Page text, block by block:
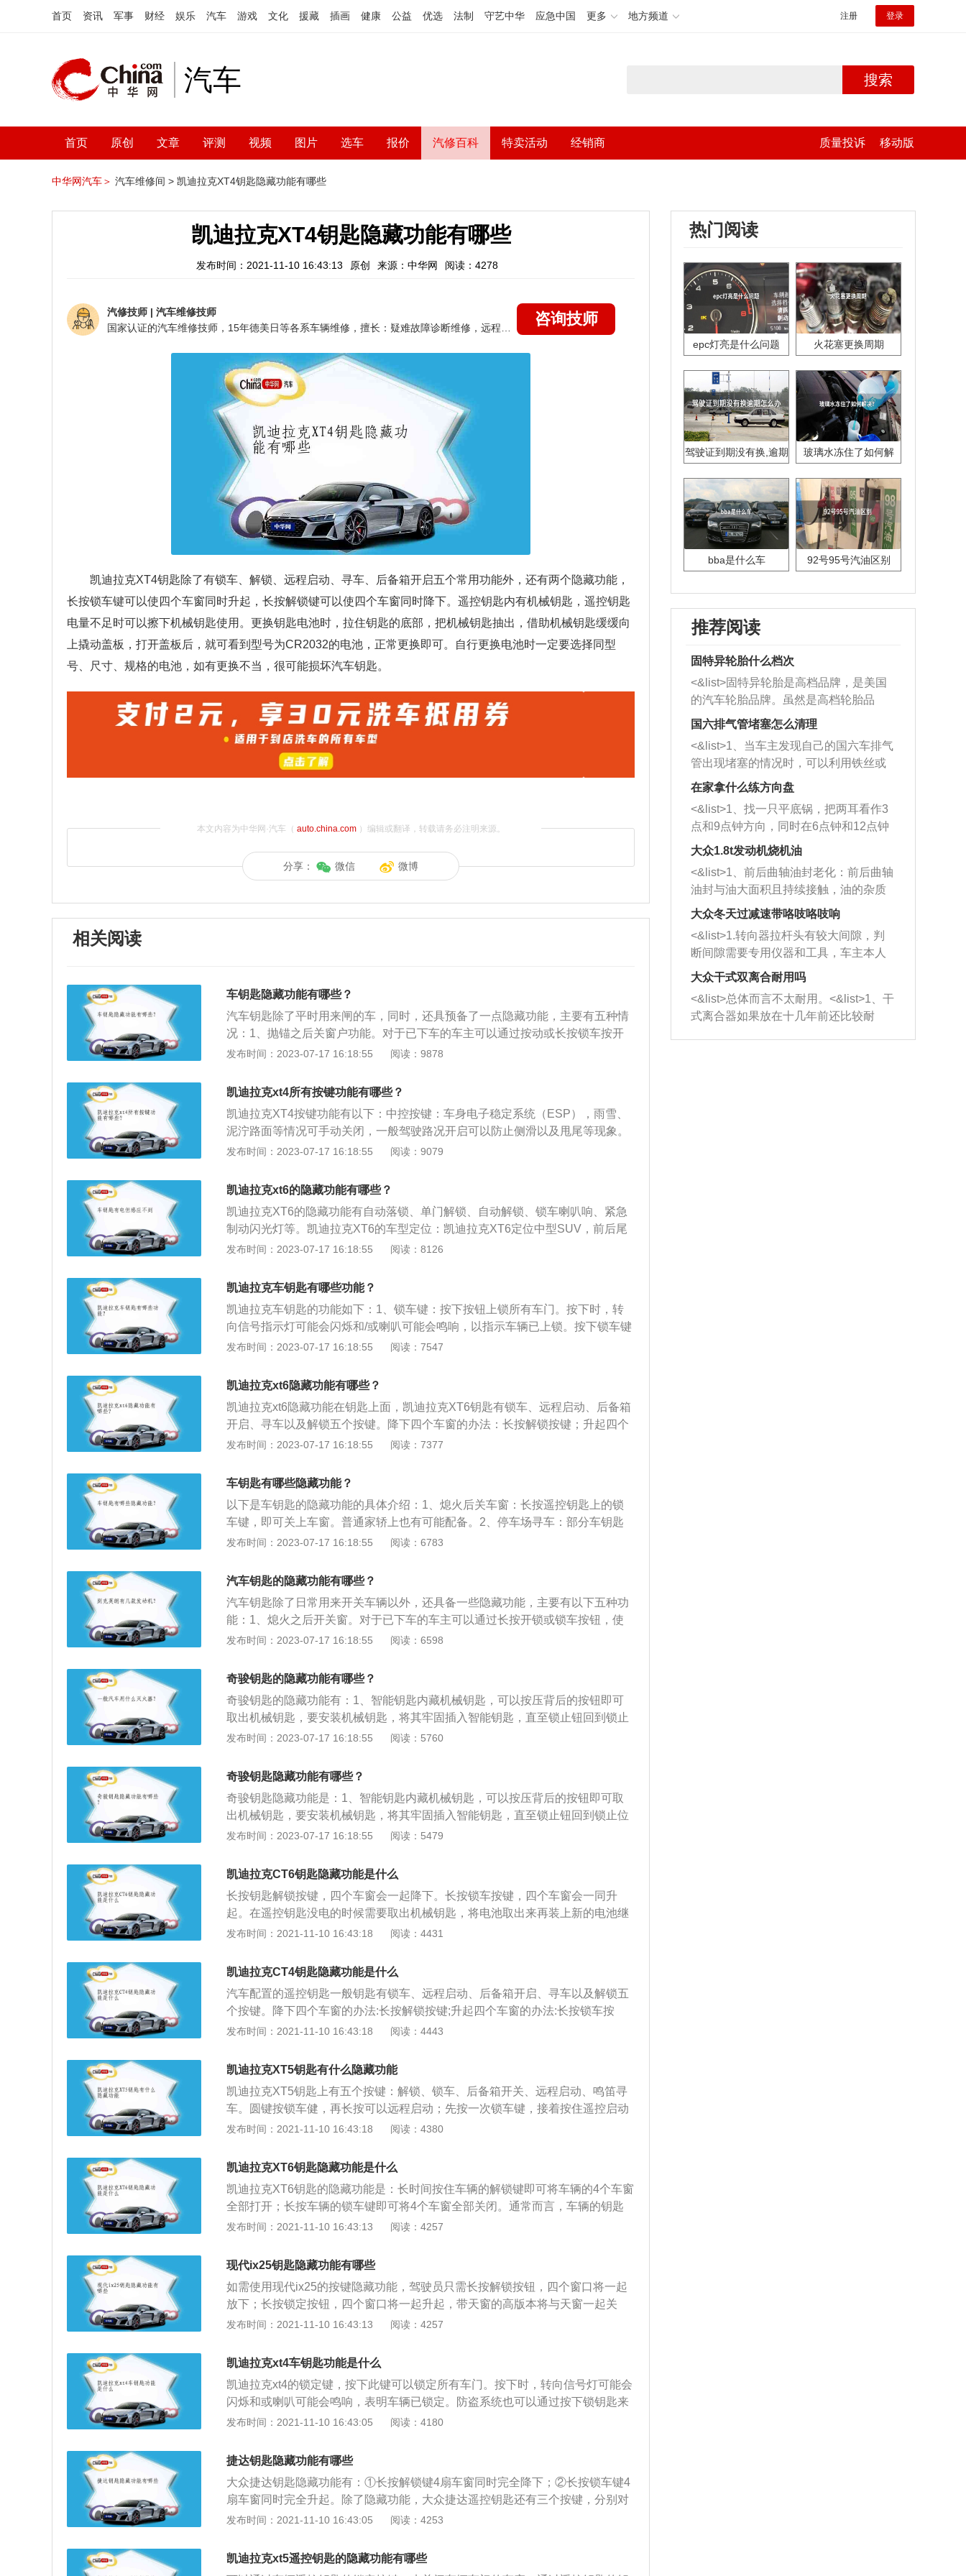
首页 资讯 军事 财经 娱乐 汽车 游戏 文化 援藏 插画 健康 公益 优选 法制 守艺中华 应急中国 更多 地方频道 注册 登录
汽车 搜索
首页 原创 文章 评测 视频 图片 选车 报价 汽修百科 特卖活动 经销商 质量投诉 移动版
中华网汽车＞ 汽车维修间 > 凯迪拉克XT4钥匙隐藏功能有哪些
凯迪拉克XT4钥匙隐藏功能有哪些
发布时间：2021-11-10 16:43:13 原创 来源：中华网 阅读：4278
汽修技师 | 汽车维修技师
咨询技师
凯迪拉克XT4钥匙除了有锁车、解锁、远程启动、寻车、后备箱开启五个常用功能外，还有两个隐藏功能，
长按锁车键可以使四个车窗同时升起，长按解锁键可以使四个车窗同时降下。遥控钥匙内有机械钥匙，遥控钥匙
电量不足时可以擦下机械钥匙使用。更换钥匙电池时，拉住钥匙的底部，把机械钥匙抽出，借助机械钥匙缓缓向
上撬动盖板，打开盖板后，就可看到型号为CR2032的电池，正常更换即可。自行更换电池时一定要选择同型
号、尺寸、规格的电池，如有更换不当，很可能损坏汽车钥匙。
本文内容为中华网·汽车（ auto.china.com）编辑或翻译，转载请务必注明来源。
分享： 微信 微博
相关阅读
车钥匙隐藏功能有哪些？
汽车钥匙除了平时用来闸的车，同时，还具预备了一点隐藏功能，主要有五种情
况：1、抛锚之后关窗户功能。对于已下车的车主可以通过按动或长按锁车按开
关，车窗户能自动关闭。2、自动开后备厢。很多如果都有开后备箱的按开关，
车门。按一下开门键，能实现只打开驾驶室门，其他门不开。5、车钥匙上的小
纸板片。这是在钥匙丢失后去还配的凭证。
发布时间：2023-07-17 16:18:55 阅读：9878
凯迪拉克xt4所有按键功能有哪些？
凯迪拉克XT4按键功能有以下：中控按键：车身电子稳定系统（ESP），雨雪、
泥泞路面等情况可手动关闭，一般驾驶路况开启可以防止侧滑以及甩尾等现象。
驻车雷达/影像，通过图像以及报警音，警示周围的障碍物。前方预防撞系统（F
着发出警报声。驾驶者继续不踩刹车踏板，系统将自动刹车，减轻碰撞的风险或
危害。自动启停，红绿灯路口，短暂将发动机熄火。驾驶员脚部放开刹车，车辆
就会继续前进。内/外循环，内循环指车内的空气加热或制冷再送回车内，外循环
则是让外界的空气进入车内。拥堵路段或空气质量差的环境使用内循环。高速时
每隔一段时间要切换成外循环换换气，以防空气不新鲜而造成健康问题。温区同
后，每个分区就可能单独调整温度，更加人性化。车门按键：凯迪拉克XT4驾驶
员车门处：车窗锁止按钮，车窗一键升降控制开关，外后视镜的调节开关（角度
调节，折叠功能），中控锁按键（车门把手处）。车顶按键：天窗开关，遮阳帘
发布时间：2023-07-17 16:18:55 阅读：9079
凯迪拉克xt6的隐藏功能有哪些？
凯迪拉克XT6的隐藏功能有自动落锁、单门解锁、自动解锁、锁车喇叭响、紧急
制动闪光灯等。凯迪拉克XT6的车型定位：凯迪拉克XT6定位中型SUV，前后尾
灯组统一为竖条状造型。凯迪拉克XT6的配置方面：顶配才有8英寸彩色仪表盘，
示、车联网、OTA升级等功能。凯迪拉克XT6的动力方面：凯迪拉克XT6全系标
配2.0T高性能发动机，最大功率174kw（237ps），峰值扭矩达到350nm，匹配9
速手自一体变速箱。
发布时间：2023-07-17 16:18:55 阅读：8126
凯迪拉克车钥匙有哪些功能？
凯迪拉克车钥匙的功能如下：1、锁车键：按下按钮上锁所有车门。按下时，转
向信号指示灯可能会闪烁和/或喇叭可能会鸣响，以指示车辆已上锁。按下锁车键
也可能启用防盗系统。按住锁车键一秒可折叠后视镜。自动后视镜折叠功能仅在
解锁驾驶员车门。在五秒内再次按下可解锁所有车门。可将遥控钥匙自定义为按
下一次按钮即解锁所有车门。在夜间遥控解锁车辆时，车灯将短暂点亮，以照亮
车辆的道路。转向信号指示灯可能会闪烁，指示解锁。按下解锁键将解除防盗系
统。按住解锁键一秒可展开后视镜。自动后视镜折叠功能仅在启用后才会工作。
按住解锁键直到车窗完全打开。车窗仅在遥控车窗操作启用后才会工作。按下解
释放锁车键，然后立即按住远程启动键至少四秒，以使用遥控钥匙从车外启动发
动机。4、寻车鸣笛键：按下并释放一次以触发车辆定位器。车外灯闪烁且喇叭
鸣响三次。按住寻车鸣笛键三秒钟以触发紧急警报。喇叭鸣响，然后转向信号灯
下即可打开或关闭举升门。
发布时间：2023-07-17 16:18:55 阅读：7547
凯迪拉克xt6隐藏功能有哪些？
凯迪拉克xt6隐藏功能在钥匙上面，凯迪拉克XT6钥匙有锁车、远程启动、后备箱
开启、寻车以及解锁五个按键。降下四个车窗的办法：长按解锁按键；升起四个
车窗的办法：长按锁车按键。以下是凯迪拉克xt6的相关介绍：1、尺寸方面：新
迪拉克CT6全系配备了带闭缸技术的全新2.0T直列四缸发动机，其最大功率237
马力，峰值扭矩350牛·米，满足国六排放传动系统匹配10AT变速箱。
发布时间：2023-07-17 16:18:55 阅读：7377
车钥匙有哪些隐藏功能？
以下是车钥匙的隐藏功能的具体介绍：1、熄火后关车窗：长按遥控钥匙上的锁
车键，即可关上车窗。普通家轿上也有可能配备。2、停车场寻车：部分车钥匙
上有专门的寻车按钮，个别车辆连续按两下锁车键，车辆就会发出非常刺耳的鸣
厢：很多车型的遥控钥匙上有一个开后备厢的按键，长按后备厢开锁键，后备厢
会自动打开。4、儿童安全锁：大多位于车后门上，需要机械钥匙来进行锁定。
发布时间：2023-07-17 16:18:55 阅读：6783
汽车钥匙的隐藏功能有哪些？
汽车钥匙除了日常用来开关车辆以外，还具备一些隐藏功能，主要有以下五种功
能：1、熄火之后开关窗。对于已下车的车主可以通过长按开锁或锁车按钮，使
车窗自动开启或关闭。2、自动开启后备箱。汽车钥匙上有开启后备箱的按钮，
个车门。按下开门键，只能打开驾驶室门，无法打开其他门。5、汽车钥匙自带
的小纸片。小纸片上印有一个条形码，即指汽车钥匙的身份识别码，是在钥匙丢
失后重新配新钥匙的凭证。
发布时间：2023-07-17 16:18:55 阅读：6598
奇骏钥匙的隐藏功能有哪些？
奇骏钥匙的隐藏功能有：1、智能钥匙内藏机械钥匙，可以按压背后的按钮即可
取出机械钥匙，要安装机械钥匙，将其牢固插入智能钥匙，直至锁止钮回到锁止
位置；2、当智能钥匙存在故障或没电不能响应时，可以使用机械钥匙开启车门
m、宽1820mm、高1722mm，轴距为2706mm，车身重量为1489kg。
发布时间：2023-07-17 16:18:55 阅读：5760
奇骏钥匙隐藏功能有哪些？
奇骏钥匙隐藏功能是：1、智能钥匙内藏机械钥匙，可以按压背后的按钮即可取
出机械钥匙，要安装机械钥匙，将其牢固插入智能钥匙，直至锁止钮回到锁止位
置；2、当智能钥匙存在故障或没电不能响应时，可以使用机械钥匙开启车门和
整车内外部接缝均匀，增加的尾门一体化装饰件使国产奇骏的尾箱门和后保险杠
的衔接更加平滑，力度感与优雅感兼具。内饰方面，奇骏具备更高品质感，操作
更加人性化，充分考虑到了人性化理念，简约而强调功能性。
发布时间：2023-07-17 16:18:55 阅读：5479
凯迪拉克CT6钥匙隐藏功能是什么
长按钥匙解锁按键，四个车窗会一起降下。长按锁车按键，四个车窗会一同升
起。在遥控钥匙没电的时候需要取出机械钥匙，将电池取出来再装上新的电池继
续使用。汽车的外观采用更加扁宽、层次感更强的盾形格栅打造而成，车身线条
4%都采用铝合金材料打造。汽车采用隐藏钥匙可以增加汽车车门开启和关闭、发
动机开启和关闭的方便性，使汽车的驾驶性能更加出色。
发布时间：2021-11-10 16:43:18 阅读：4431
凯迪拉克CT4钥匙隐藏功能是什么
汽车配置的遥控钥匙一般钥匙有锁车、远程启动、后备箱开启、寻车以及解锁五
个按键。降下四个车窗的办法:长按解锁按键;升起四个车窗的办法:长按锁车按
键。凯迪拉克是美国通用汽车公司旗下的一个豪华汽车品牌，融合了100多年历
具有一键启动、无钥匙开启和关闭的功能，可以使汽车的驾驶实现更出色的效
果，保障汽车的驾驶，使汽车的开启和关闭、启动具有更出色的效果。
发布时间：2021-11-10 16:43:18 阅读：4443
凯迪拉克XT5钥匙有什么隐藏功能
凯迪拉克XT5钥匙上有五个按键：解锁、锁车、后备箱开关、远程启动、鸣笛寻
车。圆键按锁车健，再长按可以远程启动；先按一次锁车键，接着按住遥控启动
键不放，车子就启动了。前提是，车子上锁后确保安全才能远程启动开车。先要
的是ESCALA设计语言,拥有风尚和运动两种外观的设计，遥控钥匙是利用中控锁
的无线遥控功能，不用把钥匙键插入锁孔中就可以远距离开门和锁门的钥匙。所
以说可以是钥匙也可以是遥控器，二者功能合二为一。
发布时间：2021-11-10 16:43:18 阅读：4380
凯迪拉克XT6钥匙隐藏功能是什么
凯迪拉克XT6钥匙的隐藏功能是：长时间按住车辆的解锁键即可将车辆的4个车窗
全部打开；长按车辆的锁车键即可将4个车窗全部关闭。通常而言，车辆的钥匙
都可以对车辆进行上锁、解锁、远程启动、后备箱开启或者是寻车进行控制。通
行更换，但具体的更换周期，还是要看日常使用车钥匙的频率。但在更换电池的
时候需要注意的事项有：1、选择电池的型号时，一定要选择和车辆匹配的，使
用不匹配的电池很可能对车钥匙造成损伤；2、为了避免车辆的钥匙寿命减短，
在日常使用的过程当中应该避免在感应区域外部对其操作；3更换电池的时候要
保持手部的干净以及干燥，以免带有水分，导致电池内部的元件生锈。
发布时间：2021-11-10 16:43:13 阅读：4257
现代ix25钥匙隐藏功能有哪些
如需使用现代ix25的按键隐藏功能，驾驶员只需长按解锁按钮，四个窗口将一起
放下；长按锁定按钮，四个窗口将一起升起，带天窗的高版本将与天窗一起关
闭。现代ix25钥匙具有3个按钮，可锁定汽车，打开行李箱和解锁。现代ix25钥匙
打开钥匙，也可以将机械钥匙插入机械钥匙槽的一半，然后向上撬。打开钥匙盖
后，可以看到钥匙的位置。使用小型平头螺丝刀卸下耗尽的电池。确保新电池的
正极朝上。以相反的顺序重新安装按键。尝试查看诸如按键锁定按钮之类的功能
是否正常工作。使用汽车钥匙的注意事项：不正确的电池更换可能会损坏汽车钥
匙。备用电池必须具有统一的规格。电池的额定电压，大小和规格应相同。更换
用它。在磁场的1米之内，电池的磁化可能会失败。在更换电池的过程中，保持
双手干燥，否则很容易引起内部组件生锈。
发布时间：2021-11-10 16:43:13 阅读：4257
凯迪拉克xt4车钥匙功能是什么
凯迪拉克xt4的锁定键，按下此键可以锁定所有车门。按下时，转向信号灯可能会
闪烁和或喇叭可能会鸣响，表明车辆已锁定。防盗系统也可以通过按下锁钥匙来
激活。开锁钥匙，按下即可打开驾驶员车门。五秒钟内再次按下，解锁所有车
的车辆，按下并松开锁止按钮，然后立即按住遥控启动按钮至少四秒钟，以使用
遥控器从车外启动发动机车。外部指示灯闪烁，喇叭发出三种声音。按住汽车搜
索哨按钮三秒，触发紧急报警。喇叭响起，然后转向灯闪烁30秒，直到再次按下
汽笛或汽车自动启动。行李箱开关按钮，快速按两下即可打开或关闭电梯门。
发布时间：2021-11-10 16:43:05 阅读：4180
捷达钥匙隐藏功能有哪些
大众捷达钥匙隐藏功能有：①长按解锁键4扇车窗同时完全降下；②长按锁车键4
扇车窗同时完全升起。除了隐藏功能，大众捷达遥控钥匙还有三个按键，分别对
应着：按下解锁键，车辆解锁；按下锁车键，车辆锁定；按下尾箱开启键，车辆
众捷达的遥控钥匙时通过纽扣电池提供电力的，当电池没电时，车主可以自行准
备新电池进行更换，步骤如下：1、将机械钥匙弹出，露出钥匙的缝隙，将钥匙
发布时间：2021-11-10 16:43:05 阅读：4253
凯迪拉克xt5遥控钥匙的隐藏功能有哪些
热门阅读
epc灯亮是什么问题 火花塞更换周期
驾驶证到期没有换,逾期
玻璃水冻住了如何解
bba是什么车 92号95号汽油区别
推荐阅读
固特异轮胎什么档次
<&list>固特异轮胎是高档品牌，是美国
的汽车轮胎品牌。虽然是高档轮胎品
牌，但是中高低端的轮胎都有生产，这
也是为了更好的开拓市场。
国六排气管堵塞怎么清理
<&list>1、当车主发现自己的国六车排气
管出现堵塞的情况时，可以利用铁丝或
者是细棍，直接将杂物给取出来，如果
堵塞情况比较严重，也可以采取应急措
施。 <&list>2、直接利用木棍将所有的
杂物推到排气管里面的位置处，然后将
三元催化器拆解开，就可以将堵塞的东
西取出来。但如果是因为积碳过多引起
的堵塞，就需要将三元催化器泡在草酸
洗剂对堵塞的情况得到解决，将清洗剂
放在燃油箱中，与燃油混合后，车辆启
动时，就可以和汽油一起进入到燃烧
室，最后形成废气排出，就可以让三元
催化器得到清洗，排气管堵塞的情况就
能够得到解决。
在家拿什么练方向盘
<&list>1、找一只平底锅，把两耳看作3
点和9点钟方向，同时在6点钟和12点钟
方向做一个标记。 <&list>2、双手握住
一圈半的练习，往右同样也要打相同的
圈数。 <&list>3、最后强调要反复练
习，这样就可以形成肌肉记忆，在真实
驾驶车辆时，不需要记忆也能打好方
向。
大众1.8t发动机烧机油
<&list>1、前后曲轴油封老化：前后曲轴
油封与油大面积且持续接触，油的杂质
和发动机内持续温度变化使其密封效果
逐渐减弱，导致渗油或漏油。<&list>2、
活塞间隙过大：积碳会使活塞环与缸体
的间隙扩大，导致机油流入燃烧室中，
造成烧机油。<&list>3、机油粘度。使用
机油粘度过小的话，同样会有烧机油现
象，机油粘度过小具有很好的流动性，
大众冬天过减速带咯吱咯吱响
<&list>1.转向器拉杆头有较大间隙，判
断间隙需要专用仪器和工具，车主本人
无法制作，需要将车辆送到修理厂或4s
店；<&list>2.车辆半轴套管防尘罩破
裂，破裂后会出现漏油现象，使半轴磨
损严重，磨损的半轴容易损坏，产生异
响；<&list>3.稳定器的转向胶套和球头
大众干式双离合耐用吗
<&list>总体而言不太耐用。<&list>1、干
式离合器如果放在十几年前还比较耐